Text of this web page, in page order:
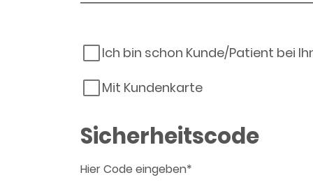
Ich bin schon Kunde/Patient bei
Mit Kundenkarte
Sicherheitscode
Hier Code eingeben*